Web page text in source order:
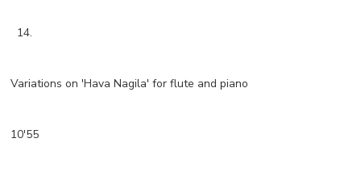
14.
Variations on 'Hava Nagila' for flute and piano
10'55